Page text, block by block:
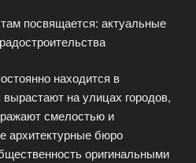
посвящается: актуальные
находится в
на улицах городов,
смелостью и
архитектурные бюро
оригинальными